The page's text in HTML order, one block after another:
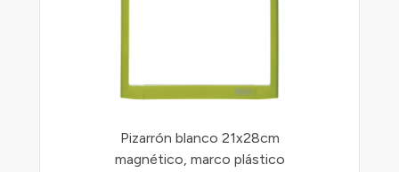
Pizarrón blanco 21x28cm
magnético, marco plástico